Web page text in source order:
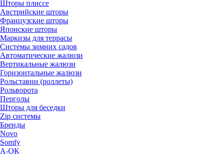
Шторы плиссе
Австрийские шторы
Французские шторы
Японские шторы
Маркизы для террасы
Системы зимних садов
Автоматические жалюзи
Вертикальные жалюзи
Горизонтальные жалюзи
Рольставни (роллеты)
Рольворота
Перголы
Шторы для беседки
Zip системы
Бренды
Novo
Somfy
А-ОК